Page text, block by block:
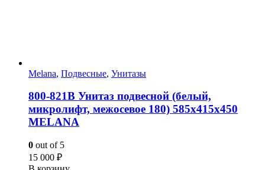
Melana, Подвесные, Унитазы
800-821B Унитаз подвесной (белый,
микролифт, межосевое 180) 585х415х450
MELANA
0 out of 5
15 000 ₽